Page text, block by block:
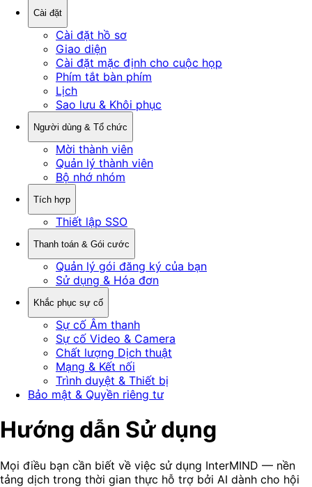
Cài đặt
Cài đặt hồ sơ
Giao diện
Cài đặt mặc định cho cuộc họp
Phím tắt bàn phím
Lịch
Sao lưu & Khôi phục
Người dùng & Tổ chức
Mời thành viên
Quản lý thành viên
Bộ nhớ nhóm
Tích hợp
Thiết lập SSO
Thanh toán & Gói cước
Quản lý gói đăng ký của bạn
Sử dụng & Hóa đơn
Khắc phục sự cố
Sự cố Âm thanh
Sự cố Video & Camera
Chất lượng Dịch thuật
Mạng & Kết nối
Trình duyệt & Thiết bị
Bảo mật & Quyền riêng tư
Hướng dẫn Sử dụng
Mọi điều bạn cần biết về việc sử dụng InterMIND — nền
tảng dịch trong thời gian thực hỗ trợ bởi AI dành cho hội